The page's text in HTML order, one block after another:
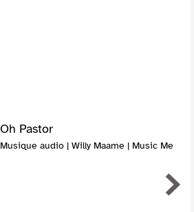
Oh Pastor
Musique audio | Willy Maame | Music Me